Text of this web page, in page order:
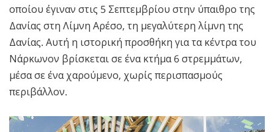
οποίου έγιναν στις 5 Σεπτεμβρίου στην ύπαιθρο της
Δανίας στη Λίμνη Αρέσο, τη μεγαλύτερη λίμνη της
Δανίας. Αυτή η ιστορική προσθήκη για τα κέντρα του
Νάρκωνον βρίσκεται σε ένα κτήμα 6 στρεμμάτων,
μέσα σε ένα χαρούμενο, χωρίς περισπασμούς
περιβάλλον.